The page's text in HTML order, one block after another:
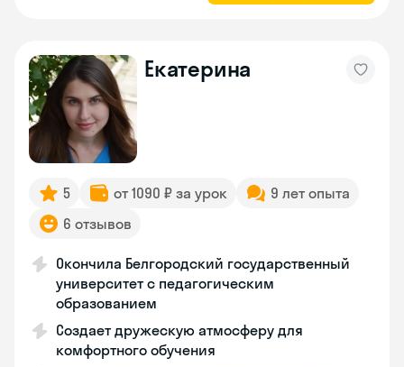
Екатерина
5 от 1090 ₽ за урок
9 лет опыта
6 отзывов
Окончила Белгородский государственный
университет с педагогическим
образованием
Создает дружескую атмосферу для
комфортного обучения